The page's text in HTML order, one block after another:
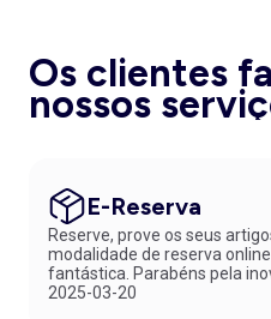
Os clientes
nossos
E-Reserva
Reserve, prove os seus
modalidade de reserva
fantástica. Parabéns pela
2025-03-20